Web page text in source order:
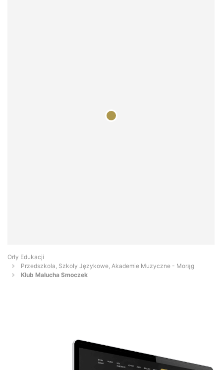
Orły Edukacji
Przedszkola, Szkoły Językowe, Akademie Muzyczne - Morąg
Klub Malucha Smoczek